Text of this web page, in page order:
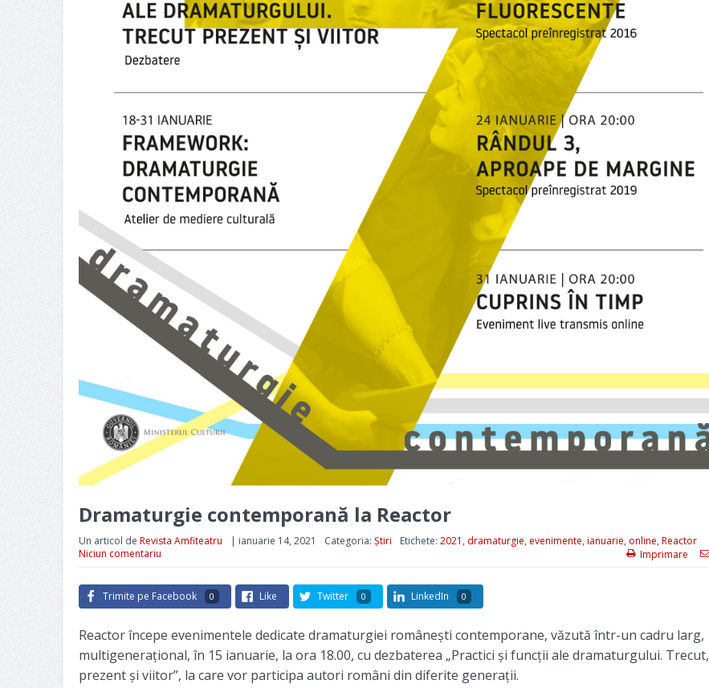
Dramaturgie contemporană la Reactor
Un articol de Revista Amfiteatru | ianuarie 14, 2021 Categoria: Știri Etichete: 2021 , dramaturgie, evenimente, ianuarie, online, Reactor
Niciun comentariu
Imprimare
Trimite pe Facebook 0 Like Twitter 0 LinkedIn 0
Reactor începe evenimentele dedicate dramaturgiei românești contemporane, văzută într-un cadru larg,
multigenerațional, în 15 ianuarie, la ora 18.00, cu dezbaterea „Practici și funcții ale dramaturgului. Trecut,
prezent și viitor”, la care vor participa autori români din diferite generații.